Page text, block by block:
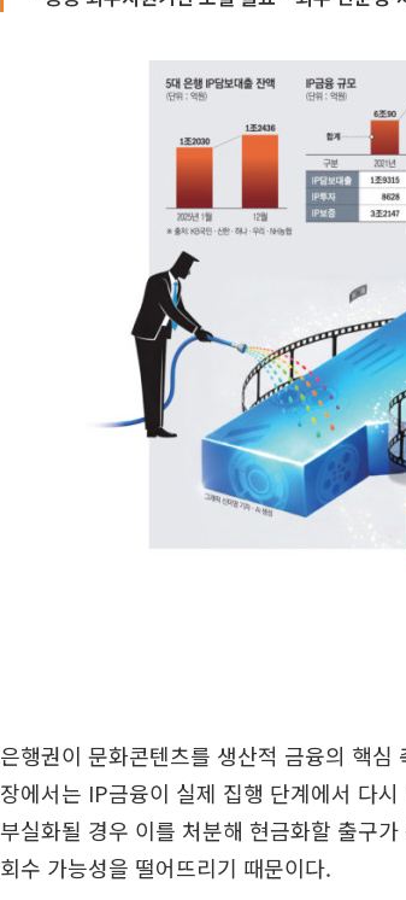
은행권이 문화콘텐츠를 생산적 금융의 핵
장에서는 IP금융이 실제 집행 단계에서 다
부실화될 경우 이를 처분해 현금화할 출구
회수 가능성을 떨어뜨리기 때문이다.